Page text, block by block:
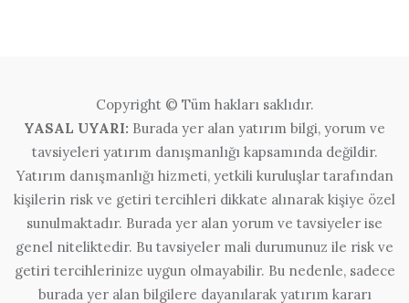
Copyright © Tüm hakları saklıdır.
YASAL UYARI: Burada yer alan yatırım bilgi, yorum ve
tavsiyeleri yatırım danışmanlığı kapsamında değildir.
Yatırım danışmanlığı hizmeti, yetkili kuruluşlar tarafından
kişilerin risk ve getiri tercihleri dikkate alınarak kişiye özel
sunulmaktadır. Burada yer alan yorum ve tavsiyeler ise
genel niteliktedir. Bu tavsiyeler mali durumunuz ile risk ve
getiri tercihlerinize uygun olmayabilir. Bu nedenle, sadece
burada yer alan bilgilere dayanılarak yatırım kararı